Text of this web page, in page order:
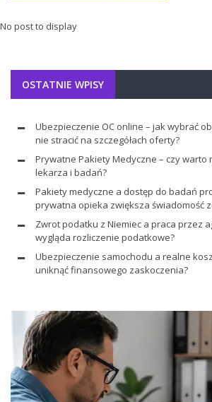
No post to display
OSTATNIE WPISY
Ubezpieczenie OC online – jak wybrać
nie stracić na szczegółach oferty?
Prywatne Pakiety Medyczne – czy warto
lekarza i badań?
Pakiety medyczne a dostęp do badań
prywatna opieka zwiększa świadomość
Zwrot podatku z Niemiec a praca przez
wygląda rozliczenie podatkowe?
Ubezpieczenie samochodu a realne
uniknąć finansowego zaskoczenia?